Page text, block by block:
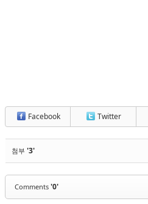
Facebook Twitter
첨부 '3'
Comments '0'